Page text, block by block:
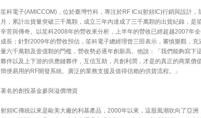
笙科電子(AMICCOM)，位於臺灣竹科，專注於RF ICs(射頻IC)行銷與設計
月，累計出貨量突破三千萬顆，成立三年內達成了三千萬顆的出貨紀錄，是
辛苦與傳奇。以笙科2008年的營收來分析，上半年的營收已經超越2007年
成長；針對2009年的營收預估，笙科電子總經理曾三田表示，審慎樂觀，
量六千萬顆及壹億顆的門檻，營收勢必逐年創新高。他說：「我們能夠寫下
夥伴以及上下游的供應鏈夥伴，互信互助，共創利潤，才是的真正的商業價
簡便易用的RF開發系統、廣泛的業務支援及值得信賴的供貨流程。」
著名的創投基金參與溢價增資
射頻IC傳統以來是歐美大廠的利基產品，2000年以來，這股風潮吹向了亞